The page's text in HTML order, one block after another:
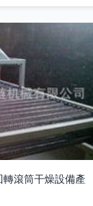
滾筒干燥設備產